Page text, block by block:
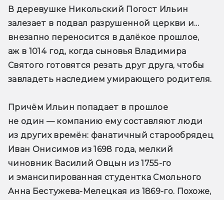
В деревушке Никольский Погост Ильин
залезает в подвал разрушенной церкви и...
внезапно переносится в далёкое прошлое,
аж в 1014 год, когда сыновья Владимира
Святого готовятся резать друг друга, чтобы
завладеть наследием умирающего родителя.
Причём Ильин попадает в прошлое
не один — компанию ему составляют люди
из других времён: фанатичный старообрядец
Иван Онисимов из 1698 года, мелкий
чиновник Василий Овцын из 1755-го
и эмансипированная студентка Смольного
Анна Бестужева-Мелецкая из 1869-го. Похоже,